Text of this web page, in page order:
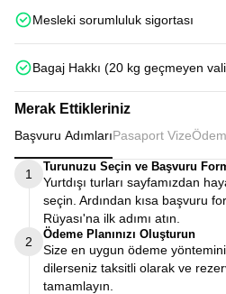
Mesleki sorumluluk sigortası
Bagaj Hakkı (20 kg geçmeyen
Merak Ettikleriniz
Başvuru AdımlarıPasaport Vize
1
Turunuzu Seçin ve Başvuru
Yurtdışı turları sayfamızdan
seçin. Ardından kısa başvuru
Rüyası'na ilk adımı atın.
2
Ödeme Planınızı Oluşturun
Size en uygun ödeme
dilerseniz taksitli olarak ve
tamamlayın.